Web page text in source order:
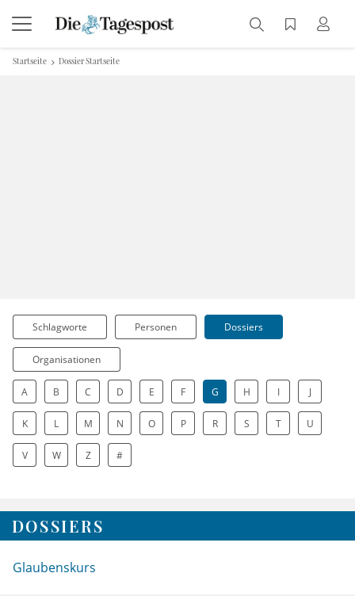
Startseite Dossier Startseite
Schlagworte Personen Dossiers
Organisationen
A B C D E F G H I J
K L M N O P R S T U
V W Z #
DOSSIERS
Glaubenskurs